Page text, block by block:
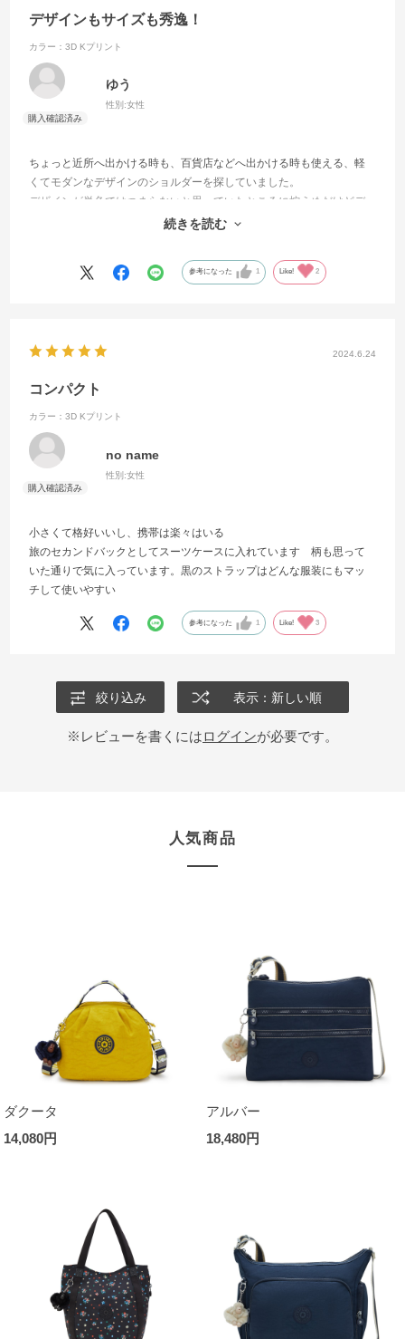
デザインもサイズも秀逸！
カラー：3D Kプリント
ゆう
性別:女性
ちょっと近所へ出かける時も、百貨店などへ出かける時も使える、軽
くてモダンなデザインのショルダーを探していました。
デザインが単色ではつまらないと思っていたところに控えめだけどデ
ザイン性の高い柄を見つけ、サイズも探していた理想のサイズでし
続きを読む
参考になった 1 Like! 2
2024.6.24
コンパクト
カラー：3D Kプリント
no name
性別:女性
小さくて格好いいし、携帯は楽々はいる
旅のセカンドバックとしてスーツケースに入れています 柄も思って
いた通りで気に入っています。黒のストラップはどんな服装にもマッ
チして使いやすい
参考になった 1 Like! 3
絞り込み 表示：新しい順
※レビューを書くにはログインが必要です。
人気商品
ダクータ
14,080円
アルバー
18,480円